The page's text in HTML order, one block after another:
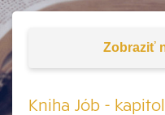
Zobraziť
Kniha Jób -